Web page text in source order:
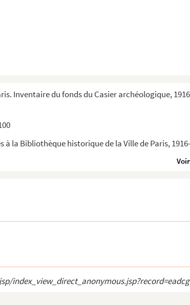
Inventaire du fonds du Casier archéologique,
la Bibliothèque historique de la Ville de Paris,
perspective